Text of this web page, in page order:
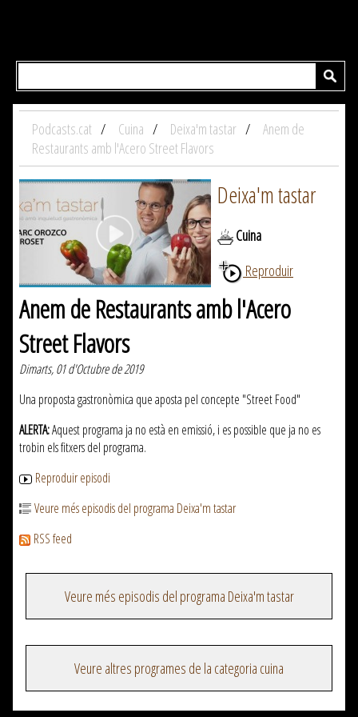
Podcasts.cat Cuina Deixa'm tastar
Anem de
Restaurants amb l'Acero Street Flavors
Deixa'm tastar
Cuina
Reproduir
Anem de Restaurants amb l'Acero
Street Flavors
Dimarts, 01 d'Octubre de 2019
Una proposta gastronòmica que aposta pel concepte "Street Food"
ALERTA:Aquest programa ja no està en emissió, i es possible que ja no es
trobin els fitxers del programa.
Reproduir episodi
Veure més episodis del programa Deixa'm tastar
RSS feed
Veure més episodis del programa Deixa'm tastar
Veure altres programes de la categoria cuina